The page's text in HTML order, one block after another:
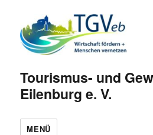
Tourismus- und
Eilenburg e. V.
MENÜ